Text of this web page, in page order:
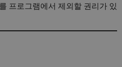
프로그램에서 제외할 권리가 있